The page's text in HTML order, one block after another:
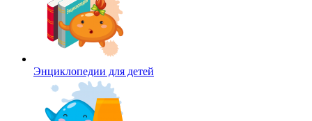
Энциклопедии для детей